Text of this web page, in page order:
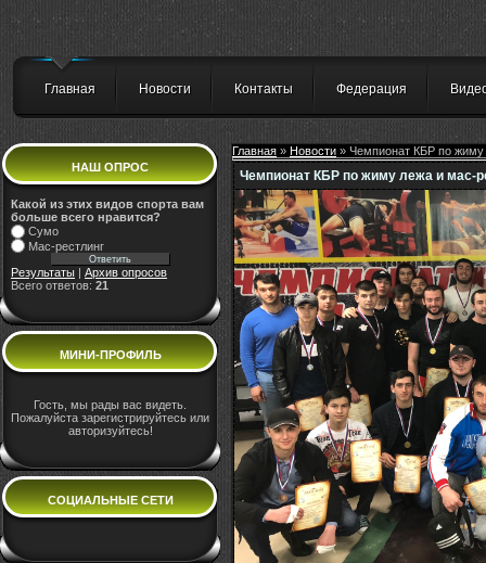
Главная Новости Контакты Федерация
НАШ ОПРОС
Какой из этих видов спорта вам
больше всего нравится?
Сумо
Мас-рестлинг
Результаты
Архив опросов
Всего ответов: 21
МИНИ-ПРОФИЛЬ
Гость, мы рады вас видеть.
Пожалуйста зарегистрируйтесь или
авторизуйтесь!
СОЦИАЛЬНЫЕ СЕТИ
Главная » Новости » Чемпионат КБР по жиму
Чемпионат КБР по жиму лежа и мас-